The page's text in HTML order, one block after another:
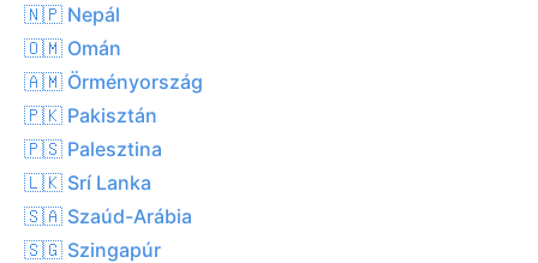
🇳🇵 Nepál
🇴🇲 Omán
🇦🇲 Örményország
🇵🇰 Pakisztán
🇵🇸 Palesztina
🇱🇰 Srí Lanka
🇸🇦 Szaúd-Arábia
🇸🇬 Szingapúr